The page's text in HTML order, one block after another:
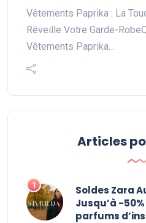
Vêtements Paprika : La
Réveille Votre Garde-
Vêtements Paprika…
Articles
Soldes Zara
Jusqu’à -
parfums